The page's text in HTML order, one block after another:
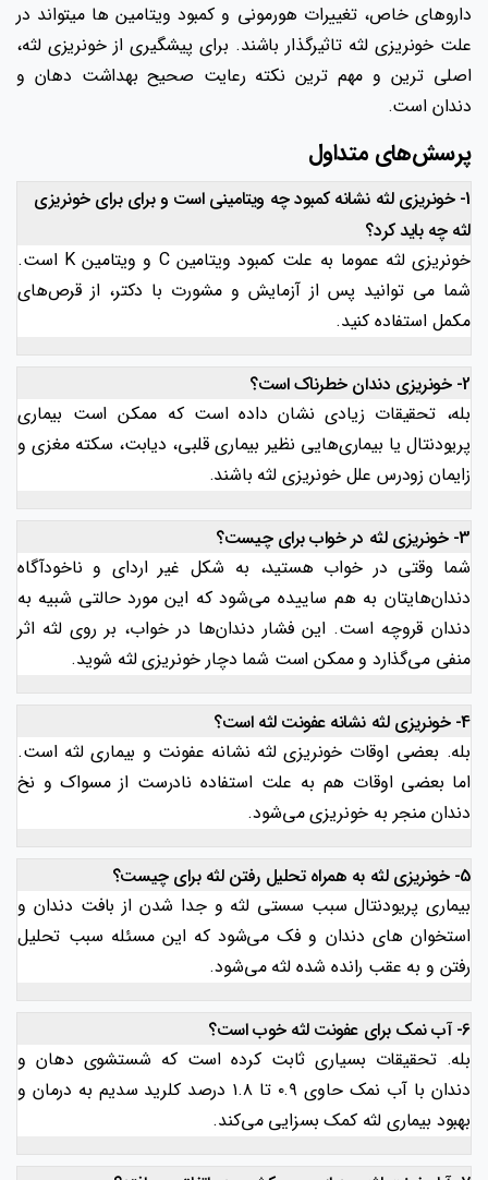
داروهای خاص، تغییرات هورمونی و کمبود ویتامین ها میتواند در
علت خونریزی لثه تاثیرگذار باشند. برای پیشگیری از خونریزی لثه،
اصلی ترین و مهم ترین نکته رعایت صحیح بهداشت دهان و
دندان است.
پرسش‌های متداول
1- خونریزی لثه نشانه کمبود چه ویتامینی است و برای برای خونریزی
لثه چه باید کرد؟
خونریزی لثه عموما به علت کمبود ویتامین C و ویتامین K است.
شما می توانید پس از آزمایش و مشورت با دکتر، از قرص‌های
مکمل استفاده کنید.
2- خونریزی دندان خطرناک است؟
بله، تحقیقات زیادی نشان داده است که ممکن است بیماری
پریودنتال یا بیماری‌هایی نظیر بیماری قلبی، دیابت، سکته مغزی و
زایمان زودرس علل خونریزی لثه باشند.
3- خونریزی لثه در خواب برای چیست؟
شما وقتی در خواب هستید، به شکل غیر اردای و ناخودآگاه
دندان‌هایتان به هم ساییده می‌شود که این مورد حالتی شبیه به
دندان قروچه است. این فشار دندان‌ها در خواب، بر روی لثه اثر
منفی می‌گذارد و ممکن است شما دچار خونریزی لثه شوید.
4- خونریزی لثه نشانه عفونت لثه است؟
بله. بعضی اوقات خونریزی لثه نشانه عفونت و بیماری لثه است.
اما بعضی اوقات هم به علت استفاده نادرست از مسواک و نخ
دندان منجر به خونریزی می‌شود.
5- خونریزی لثه به همراه تحلیل رفتن لثه برای چیست؟
بیماری پریودنتال سبب سستی لثه و جدا شدن از بافت دندان و
استخوان های دندان و فک می‌شود که این مسئله سبب تحلیل
رفتن و به عقب رانده شده لثه می‌شود.
6- آب نمک برای عفونت لثه خوب است؟
بله. تحقیقات بسیاری ثابت کرده است که شستشوی دهان و
دندان با آب نمک حاوی ۰.۹ تا ۱.۸ درصد کلرید سدیم به درمان و
بهبود بیماری لثه کمک بسزایی می‌کند.